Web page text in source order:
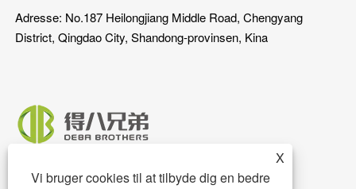
Adresse: No.187 Heilongjiang Middle Road, Chengyang
District, Qingdao City, Shandong-provinsen, Kina
X
Vi bruger cookies til at tilbyde dig en bedre